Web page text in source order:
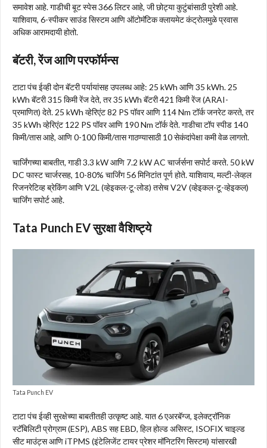
समावेश आहे. गाडीची बूट स्पेस 366 लिटर आहे, जी छोट्या कुटुंबांसाठी पुरेशी आहे.
याशिवाय, 6-स्पीकर साउंड सिस्टम आणि ऑटोमॅटिक क्लायमेट कंट्रोलमुळे प्रवास
अधिक आरामदायी होतो.
बॅटरी, रेंज आणि परफॉर्मन्स
टाटा पंच ईव्ही दोन बॅटरी पर्यायांसह उपलब्ध आहे: 25 kWh आणि 35 kWh. 25
kWh बॅटरी 315 किमी रेंज देते, तर 35 kWh बॅटरी 421 किमी रेंज (ARAI-
प्रमाणित) देते. 25 kWh व्हेरिएंट 82 PS पॉवर आणि 114 Nm टॉर्क जनरेट करते, तर
35 kWh व्हेरिएंट 122 PS पॉवर आणि 190 Nm टॉर्क देते. गाडीचा टॉप स्पीड 140
किमी/तास आहे, आणि 0-100 किमी/तास गाठण्यासाठी 10 सेकंदांपेक्षा कमी वेळ लागतो.
चार्जिंगच्या बाबतीत, गाडी 3.3 kW आणि 7.2 kW AC चार्जर्सना सपोर्ट करते. 50 kW
DC फास्ट चार्जरसह, 10-80% चार्जिंग 56 मिनिटांत पूर्ण होते. याशिवाय, मल्टी-लेव्हल
रिजनरेटिव्ह ब्रेकिंग आणि V2L (व्हेइकल-टू-लोड) तसेच V2V (व्हेइकल-टू-व्हेइकल)
चार्जिंग सपोर्ट आहे.
Tata Punch EV सुरक्षा वैशिष्ट्ये
Tata Punch EV
टाटा पंच ईव्ही सुरक्षेच्या बाबतीतही उत्कृष्ट आहे. यात 6 एअरबॅग्ज, इलेक्ट्रॉनिक
स्टॅबिलिटी प्रोग्राम (ESP), ABS सह EBD, हिल होल्ड असिस्ट, ISOFIX चाइल्ड
सीट माउंट्स आणि iTPMS (इंटेलिजेंट टायर प्रेशर मॉनिटरिंग सिस्टम) यांसारखी